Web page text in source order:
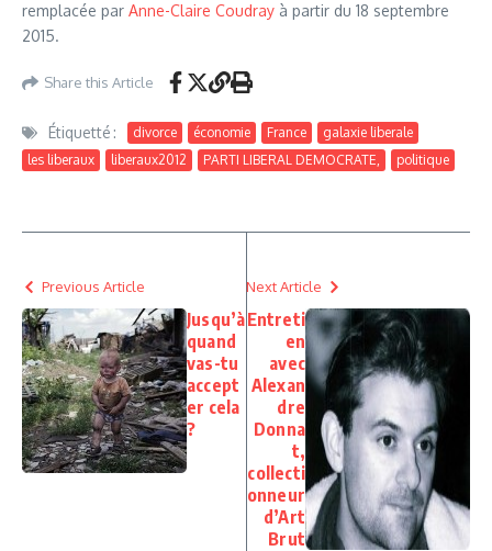
remplacée par Anne-Claire Coudray à partir du 18 septembre
2015.
Share this Article
Étiquetté : divorce économie France
galaxie liberale
les liberaux
liberaux2012 PARTI LIBERAL DEMOCRATE, politique
Previous Article
Jusqu’à
quand
vas-tu
accept
er cela
?
Next Article
Entreti
en
avec
Alexan
dre
Donna
t,
collecti
onneur
d’Art
Brut